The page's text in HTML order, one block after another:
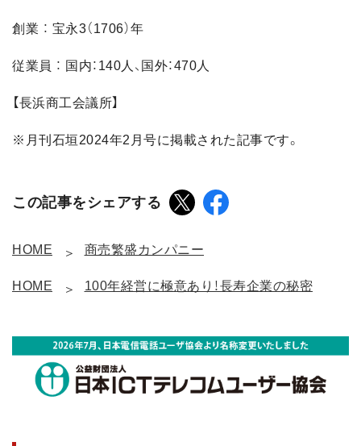
創業 ： 宝永3（1706）年
従業員 ： 国内：140人、国外：470人
【長浜商工会議所】
※月刊石垣2024年2月号に掲載された記事です。
この記事をシェアする
HOME 商売繁盛カンパニー
HOME 100年経営に極意あり！長寿企業の秘密